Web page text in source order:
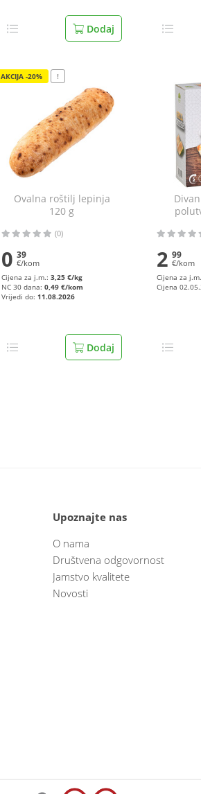
Dodaj
AKCIJA -20% !
Ovalna roštilj lepinja
120 g
(0)
0 39
€/kom
Cijena za j.m.: 3,25 €/kg
NC 30 dana: 0,49 €/kom
Vrijedi do: 11.08.2026
Dodaj
2 99
€/kom
Cijena za
Cijena
Upoznajte nas
O nama
Društvena odgovornost
Jamstvo kvalitete
Novosti